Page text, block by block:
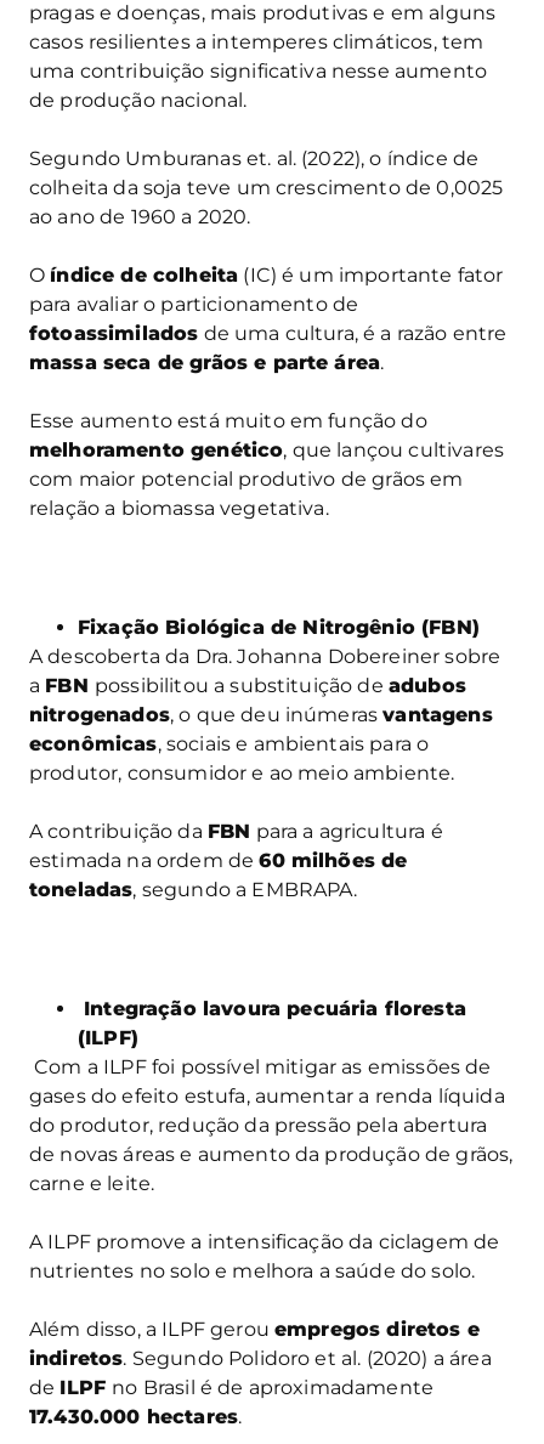
pragas e doenças, mais produtivas e em alguns
casos resilientes a intemperes climáticos, tem
uma contribuição significativa nesse aumento
de produção nacional.
Segundo Umburanas et. al. (2022), o índice de
colheita da soja teve um crescimento de 0,0025
ao ano de 1960 a 2020.
O índice de colheita (IC) é um importante fator
para avaliar o particionamento de
fotoassimilados de uma cultura, é a razão entre
massa seca de grãos e parte área.
Esse aumento está muito em função do
melhoramento genético, que lançou cultivares
com maior potencial produtivo de grãos em
relação a biomassa vegetativa.
Fixação Biológica de Nitrogênio (FBN)
A descoberta da Dra. Johanna Dobereiner sobre
a FBN possibilitou a substituição de adubos
nitrogenados, o que deu inúmerasvantagens
econômicas, sociais e ambientais para o
produtor, consumidor e ao meio ambiente.
A contribuição da FBN para a agricultura é
estimada na ordem de60 milhões de
toneladas, segundo a EMBRAPA.
Integração lavoura pecuária floresta
(ILPF)
Com a ILPF foi possível mitigar as emissões de
gases do efeito estufa, aumentar a renda líquida
do produtor, redução da pressão pela abertura
de novas áreas e aumento da produção de grãos,
carne e leite.
A ILPF promove a intensificação da ciclagem de
nutrientes no solo e melhora a saúde do solo.
Além disso, a ILPF gerou empregos diretos e
indiretos. Segundo Polidoro et al. (2020) a área
de ILPF no Brasil é de aproximadamente
17.430.000 hectares.